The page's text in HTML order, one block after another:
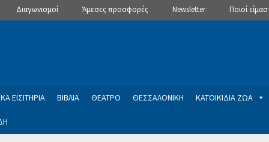
Διαγωνισμοί Άμεσες προσφορές Newsletter Ποιοί
ΕΙΣΙΤΗΡΙΑ ΒΙΒΛΙΑ ΘΕΑΤΡΟ ΘΕΣΣΑΛΟΝΙΚΗ ΚΑΤΟΙΚΙΔΙΑ ΖΩΑ